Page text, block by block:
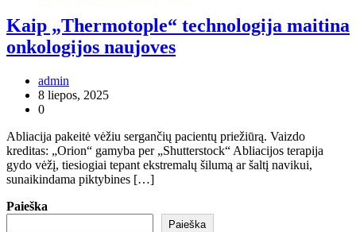
Kaip „Thermotople“ technologija maitina
onkologijos naujoves
admin
8 liepos, 2025
0
Abliacija pakeitė vėžiu sergančių pacientų priežiūrą. Vaizdo
kreditas: „Orion“ gamyba per „Shutterstock“ Abliacijos terapija
gydo vėžį, tiesiogiai tepant ekstremalų šilumą ar šaltį navikui,
sunaikindama piktybines […]
Paieška
Paieška